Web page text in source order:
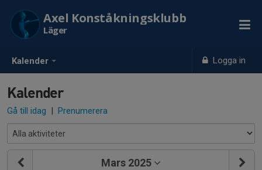
Kalender Logga in
Axel Konståkningsklubb
Läger
Kalender
Gå till idag | Prenumerera
Mars 2025